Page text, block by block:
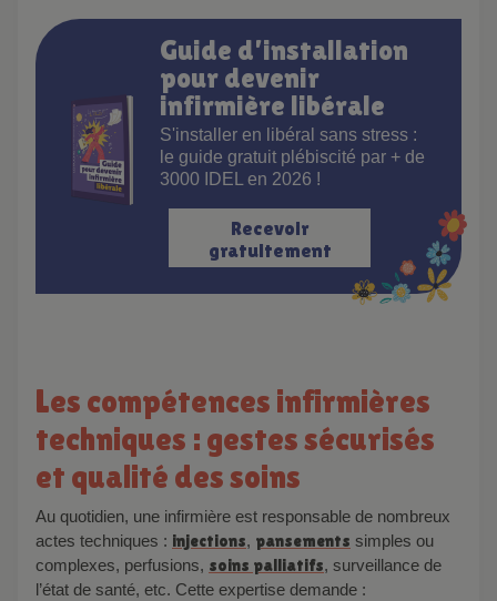
Guide d’installation
pour devenir
infirmière libérale
S'installer en libéral sans stress :
le guide gratuit plébiscité par + de
3000 IDEL en 2026 !
Recevoir
gratuitement
Les compétences infirmières
techniques : gestes sécurisés
et qualité des soins
Au quotidien, une infirmière est responsable de nombreux
actes techniques : injections, pansements simples ou
complexes, perfusions, soins palliatifs, surveillance de
l’état de santé, etc. Cette expertise demande :